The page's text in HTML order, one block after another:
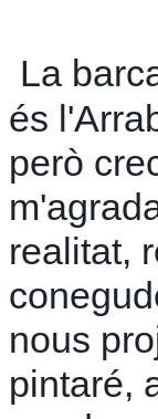
La
és
però
realitat,
nous
pintaré,